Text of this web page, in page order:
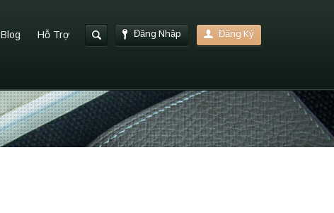
Đăng Nhập Đăng Ký
Blog Hỗ Trợ